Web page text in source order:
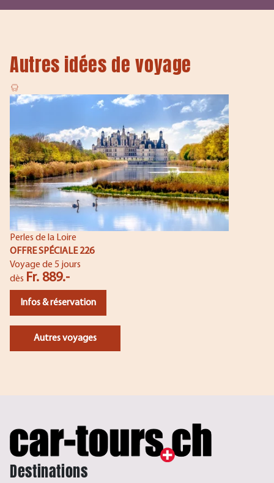
Autres idées de voyage
Perles de la Loire
OFFRE SPÉCIALE 226
Voyage de 5 jours
dès Fr. 889.-
Infos & réservation
Autres voyages
Destinations